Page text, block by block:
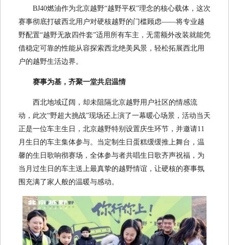
BJ40燃油作为北京越野“越野平权”理念的核心载体，这次
赛事彻底打破西北用户对硬核越野的门槛顾虑——将专业越
野配置“越野无敌四件套”适用所有车主，无需额外改装就能凭
借稳定可靠的性能从容探索西北绝美风景，轻松拓展西北用
户的越野生活边界。
赛事为基，齐聚一堂共启温情
西北地域辽阔，却未阻隔北京越野用户社区的情感流
动，此次“野超大挑战”现场还上演了一幕暖心场景，活动当天
正是一位车主生日，北京越野特别设置庆生环节，并邀请11
月生日的车主集体参与。当定制生日蛋糕缓缓推上舞台，温
馨的生日歌响彻赛场，全体参与者共唱生日歌齐声祝福，为
当月过生日的车主送上最真挚的越野情谊，让硬核的赛事氛
围充满了家人般的温暖与感动。